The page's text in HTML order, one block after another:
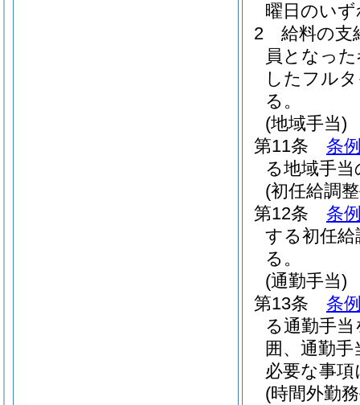
曜日のい
2
給料の支
員となっ
したフル
る。
(地域手当)
第11条
条
る地域手
(初任給調
第12条
条
する初任
る。
(通勤手当)
第13条
条
る通勤手
囲、通勤
必要な事
(時間外勤